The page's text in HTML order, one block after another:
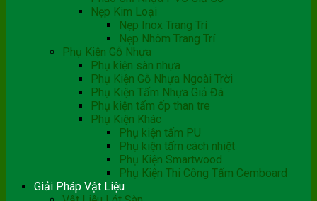
Nẹp Kim Loại
Nẹp Inox Trang Trí
Nẹp Nhôm Trang Trí
Phụ Kiện Gỗ Nhựa
Phụ kiện sàn nhựa
Phụ Kiện Gỗ Nhựa Ngoài Trời
Phụ Kiện Tấm Nhựa Giả Đá
Phụ kiện tấm ốp than tre
Phụ Kiện Khác
Phụ kiện tấm PU
Phụ kiện tấm cách nhiệt
Phụ Kiện Smartwood
Phụ Kiện Thi Công Tấm Cemboard
Giải Pháp Vật Liệu